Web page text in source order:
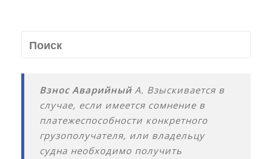
Взнос Аварийный А. Взыскивается в
случае, если имеется сомнение в
платежеспособности конкретного
грузополучателя, или владельцу
судна необходимо получить